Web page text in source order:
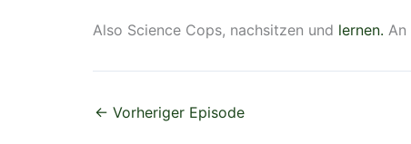
Also Science Cops, nachsitzen und lernen. An
← Vorheriger Episode